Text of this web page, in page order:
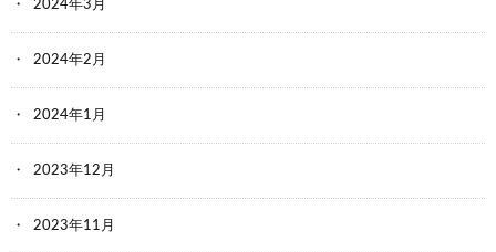
2024年3月
2024年2月
2024年1月
2023年12月
2023年11月